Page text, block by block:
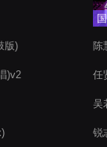
版)
)v2
陈
任
吴
锐